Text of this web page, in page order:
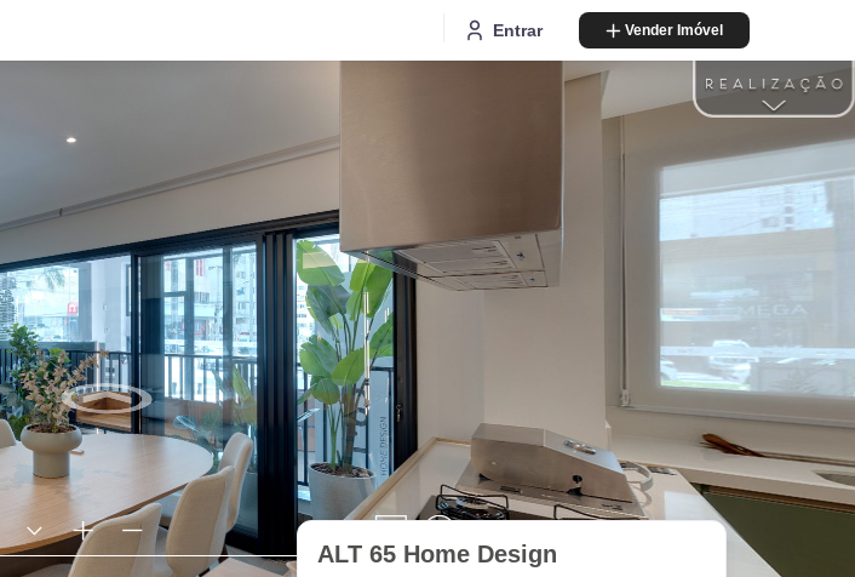
Entrar Vender Imóvel
ALT 65 Home Design